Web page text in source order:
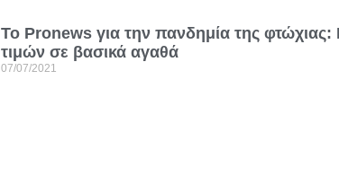
Το Pronews για την πανδημία της φτώχιας:
τιμών σε βασικά αγαθά
07/07/2021